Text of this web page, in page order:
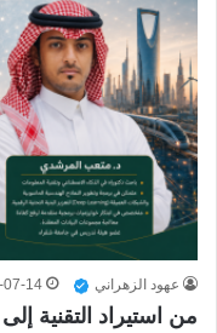
عهود الزهراني 07-14
من استيراد التقنية